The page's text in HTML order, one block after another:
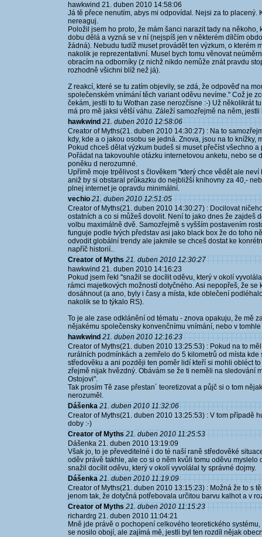
hawkwind 21. duben 2010 14:58:06
Já tě přece nenutím, abys mi odpovídal. Nejsi za to placený.
nereaguj.
Položil jsem ho proto, že mám šanci narazit tady na
dobu dělá a vyzná se v ní (nejspíš jen v některém dílčím
žádná). Nebudu tudíž muset provádět ten výzkum, o kterém
nakolik je reprezentativní. Musel bych tomu věnovat
obracím na odborníky (z nichž nikdo nemůže znát pravdu
rozhodně všichni blíž než já).
Z reakcí, které se tu zatím objevily, se zdá, že odpověď na
společenském vnímání těch variant oděvu nevíme." Což je
čekám, jestli to tu Wothan zase nerozčísne :-) Už několikrát
má pro mě jaksi větší váhu. Záleží samozřejmě na něm,
hawkwind 21. duben 2010 12:58:06
Creator of Myths(21. duben 2010 14:30:27) : Na to
kdy, kde a o jakou osobu se jedná. Znova, jsou na to knížky,
Pokud chceš dělat výzkum budeš si muset přečíst všechno
Pořádat na takovouhle otázku internetovou anketu, nebo se
poněku d nerozumné.
Upřímě moje trpělivost s člověkem "který chce vědět ale
aniž by si obstaral průkazku do nejbližší knihovny za 40,-
plnej internet je opravdu minimální.
vechio 21. duben 2010 12:51:05
Creator of Myths(21. duben 2010 14:30:27) : Docilovat
ostatních a co si můžeš dovolit. Není to jako dnes že zajdeš
volbu maximálně dvě. Samozřejmě s vyšším postavením
funguje podle tvých představ asi jako black box že do toho
odvodit globální trendy ale jakmile se chceš dostat ke
napříč historií..
Creator of Myths 21. duben 2010 12:30:27
hawkwind 21. duben 2010 14:16:23
Pokud jsem řekl "snažil se docílit oděvu, který v okolí
rámci majetkových možností dotyčného. Asi nepopřeš, že
dosáhnout (a ano, byly i časy a místa, kde oblečení
nakolik se to týkalo RS).
To je ale zase odklánění od tématu - znova opakuju, že mě
nějakému společensky konvenčnímu vnímání, nebo v
hawkwind 21. duben 2010 12:16:23
Creator of Myths(21. duben 2010 13:25:53) : Pokud na to
rurálních podmínkách a zemřelo do 5 kilometrů od místa
středověku a ani později ten poměr lidí kteří si mohli obléct
zřejmě nijak hvězdný. Obávám se že ti neměli na sledování
Ostojovi".
Tak prosím Tě zase přestan´ teoretizovat a půjč si o tom
nerozuměl.
Dášenka 21. duben 2010 11:32:06
Creator of Myths(21. duben 2010 13:25:53) : V tom případě
doby :-)
Creator of Myths 21. duben 2010 11:25:53
Dášenka 21. duben 2010 13:19:09
Však jo, to je převeditelné i do té naší raně středověké
oděv právě takhle, ale co si o něm kvůli tomu oděvu
snažil docílit oděvu, který v okolí vyvolálal ty správné dojmy.
Dášenka 21. duben 2010 11:19:09
Creator of Myths(21. duben 2010 13:15:23) : Možná že to s
jenom tak, že dotyčná potřebovala určitou barvu kalhot a v
Creator of Myths 21. duben 2010 11:15:23
richardrg 21. duben 2010 11:04:21
Mně jde právě o pochopení celkového teoretického
se nosilo obojí, ale zajímá mě, jestli byl ten rozdíl nějak